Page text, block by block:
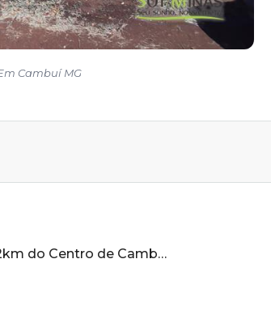
Cambuí MG
Lote de 200m ² a 2km do Centro de Cambui MG À Venda